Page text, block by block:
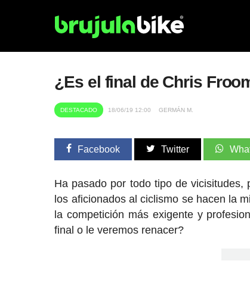
¿Es el final de Chris
DESTACADO 18/06/19 12:00 GERMÁN M.
Facebook Twitter
Ha pasado por todo tipo de
los aficionados al ciclismo se hacen la
la competición más exigente y
final o le veremos renacer?